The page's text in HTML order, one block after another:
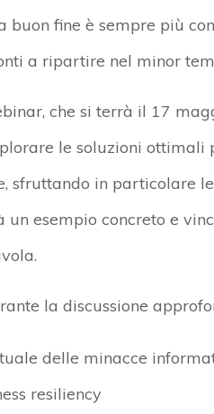
buon fine è sempre più
a ripartire nel minor
che si terrà il 17
le soluzioni ottimali
sfruttando in particolare
un esempio concreto e
la discussione
delle minacce
resiliency